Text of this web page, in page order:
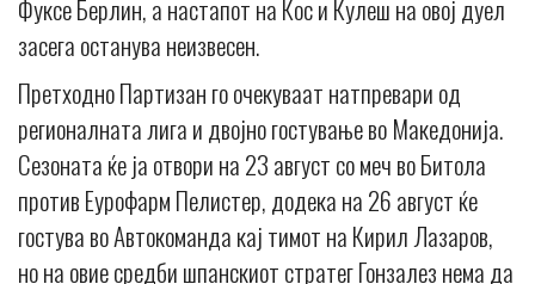
Фуксе Берлин, а настапот на Кос и Кулеш на овој дуел
засега останува неизвесен.
Претходно Партизан го очекуваат натпревари од
регионалната лига и двојно гостување во Македонија.
Сезоната ќе ја отвори на 23 август со меч во Битола
против Еурофарм Пелистер, додека на 26 август ќе
гостува во Автокоманда кај тимот на Кирил Лазаров,
но на овие средби шпанскиот стратег Гонзалез нема да